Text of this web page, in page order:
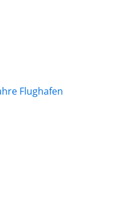
Flughafen